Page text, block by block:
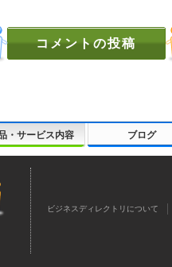
・サービス内容 ブログ
ビジネスディレクトリについて